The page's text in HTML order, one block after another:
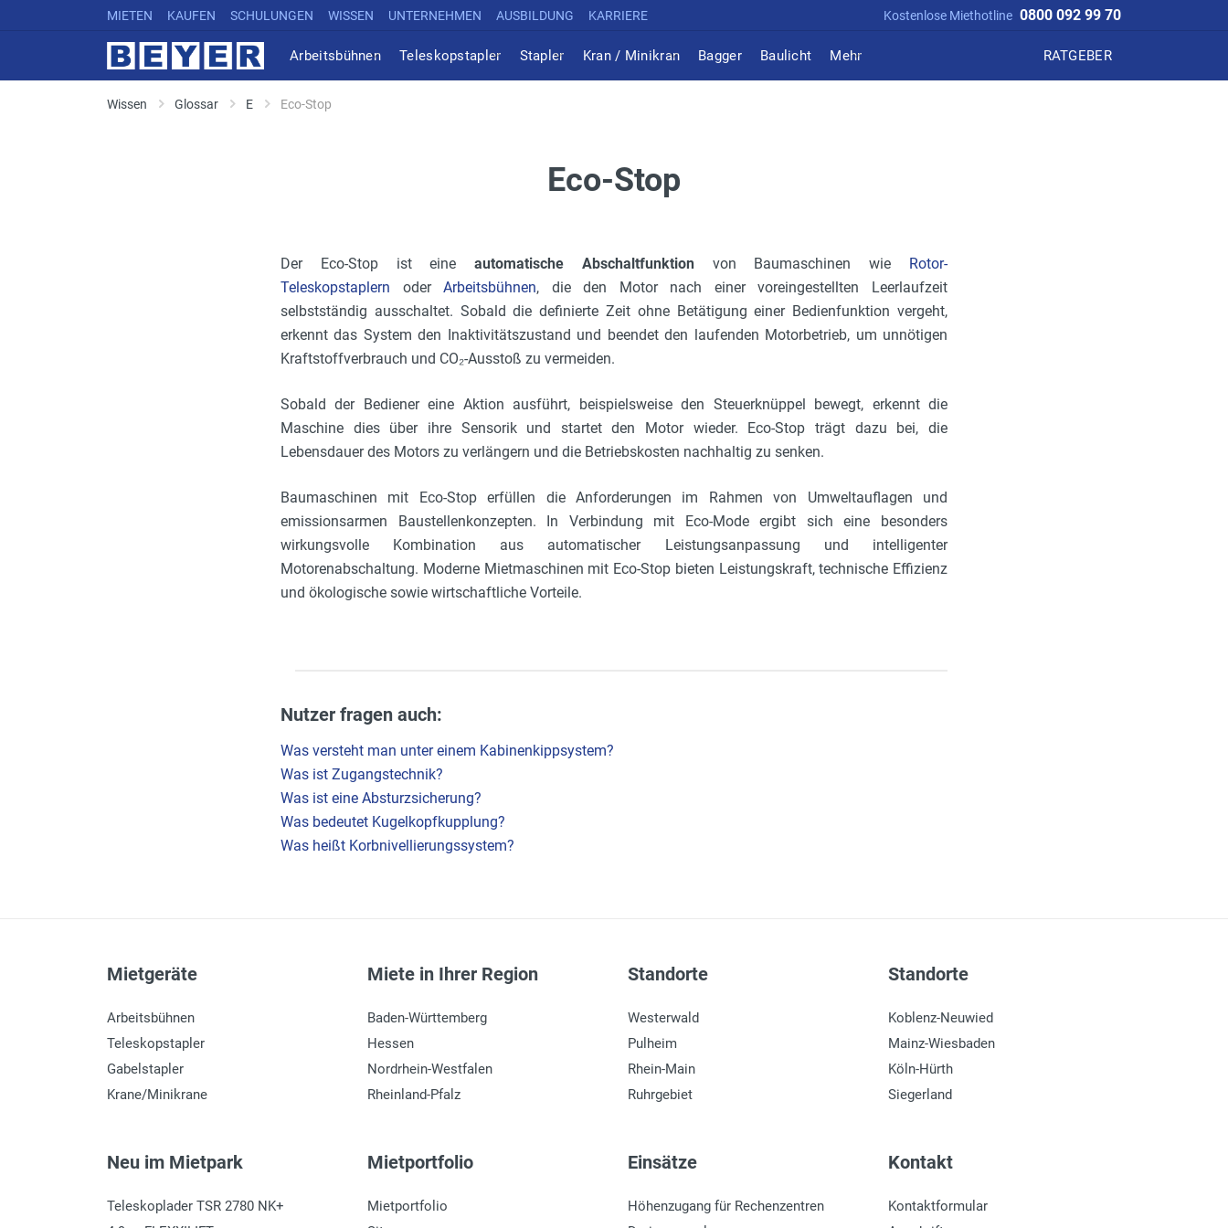
MIETEN KAUFEN SCHULUNGEN WISSEN UNTERNEHMEN AUSBILDUNG KARRIERE Kostenlose Miethotline 0800 092 99 70
Arbeitsbühnen Teleskopstapler Stapler Kran / Minikran Bagger Baulicht Mehr RATGEBER
Wissen Glossar E Eco-Stop
Eco-Stop
Der Eco-Stop ist eineautomatische Abschaltfunktionvon Baumaschinen wie Rotor-
Teleskopstaplern oderArbeitsbühnen, die den Motor nach einer voreingestellten Leerlaufzeit
selbstständig ausschaltet. Sobald die definierte Zeit ohne Betätigung einer Bedienfunktion vergeht,
erkennt das System den Inaktivitätszustand und beendet den laufenden Motorbetrieb, um unnötigen
Kraftstoffverbrauch und CO₂-Ausstoß zu vermeiden.
Sobald der Bediener eine Aktion ausführt, beispielsweise den Steuerknüppel bewegt, erkennt die
Maschine dies über ihre Sensorik und startet den Motor wieder. Eco-Stop trägt dazu bei, die
Lebensdauer des Motors zu verlängern und die Betriebskosten nachhaltig zu senken.
Baumaschinen mit Eco-Stop erfüllen die Anforderungen im Rahmen von Umweltauflagen und
emissionsarmen Baustellenkonzepten. In Verbindung mit Eco-Mode ergibt sich eine besonders
wirkungsvolle Kombination aus automatischer Leistungsanpassung und intelligenter
Motorenabschaltung. Moderne Mietmaschinen mit Eco-Stop bieten Leistungskraft, technische Effizienz
und ökologische sowie wirtschaftliche Vorteile.
Nutzer fragen auch:
Was versteht man unter einem Kabinenkippsystem?
Was ist Zugangstechnik?
Was ist eine Absturzsicherung?
Was bedeutet Kugelkopfkupplung?
Was heißt Korbnivellierungssystem?
Mietgeräte
Arbeitsbühnen
Teleskopstapler
Gabelstapler
Krane/Minikrane
Miete in Ihrer Region
Baden-Württemberg
Hessen
Nordrhein-Westfalen
Rheinland-Pfalz
Standorte
Westerwald
Pulheim
Rhein-Main
Ruhrgebiet
Standorte
Koblenz-Neuwied
Mainz-Wiesbaden
Köln-Hürth
Siegerland
Neu im Mietpark
Teleskoplader TSR 2780 NK+
Mietportfolio
Mietportfolio
Einsätze
Höhenzugang für Rechenzentren
Kontakt
Kontaktformular